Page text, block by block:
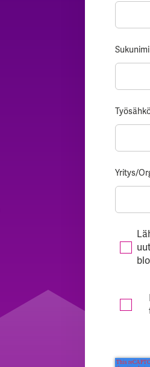
Sukunimi
Yritys/